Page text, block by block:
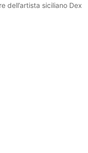
dell’artista siciliano Dex